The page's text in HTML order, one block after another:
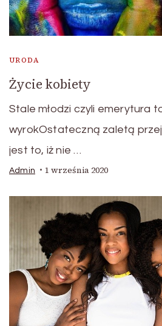
URODA
Życie kobiety
Stale młodzi czyli emerytura
wyrokOstateczną zaletą
jest to, iż nie …
Admin 1 września 2020